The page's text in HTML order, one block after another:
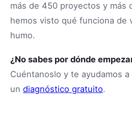
más de 450 proyectos y más
hemos visto qué funciona de
humo.
¿No sabes por dónde
Cuéntanoslo y te ayudamos
un diagnóstico gratuito.